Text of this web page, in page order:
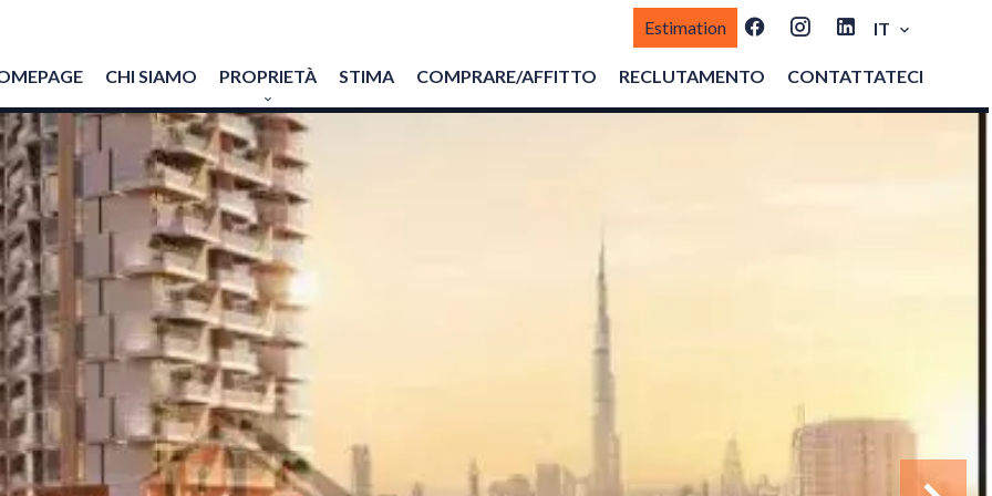
Estimation IT
CHI SIAMO PROPRIETÀ STIMA COMPRARE/AFFITTO RECLUTAMENTO CONTATTATECI